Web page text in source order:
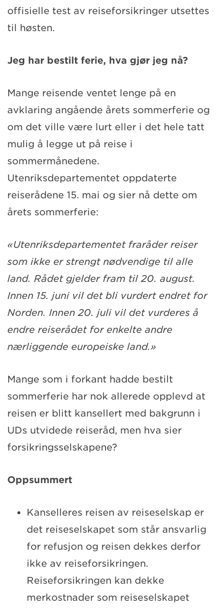
offisielle test av reiseforsikringer utsettes
til høsten.
Jeg har bestilt ferie, hva gjør jeg nå?
Mange reisende ventet lenge på en
avklaring angående årets sommerferie og
om det ville være lurt eller i det hele tatt
mulig å legge ut på reise i
sommermånedene.
Utenriksdepartementet oppdaterte
reiserådene 15. mai og sier nå dette om
årets sommerferie:
«Utenriksdepartementet fraråder reiser
som ikke er strengt nødvendige til alle
land. Rådet gjelder fram til 20. august.
Innen 15. juni vil det bli vurdert endret for
Norden. Innen 20. juli vil det vurderes å
endre reiserådet for enkelte andre
nærliggende europeiske land.»
Mange som i forkant hadde bestilt
sommerferie har nok allerede opplevd at
reisen er blitt kansellert med bakgrunn i
UDs utvidede reiseråd, men hva sier
forsikringsselskapene?
Oppsummert
Kanselleres reisen av reiseselskap er
det reiseselskapet som står ansvarlig
for refusjon og reisen dekkes derfor
ikke av reiseforsikringen.
Reiseforsikringen kan dekke
merkostnader som reiseselskapet